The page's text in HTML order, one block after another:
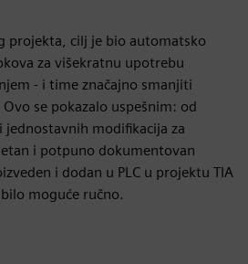
projekta, cilj je bio automatsko
za višekratnu upotrebu
- i time značajno smanjiti
se pokazalo uspešnim: od
modifikacija za
i potpuno dokumentovan
i dodan u PLC u projektu TIA
moguće ručno.